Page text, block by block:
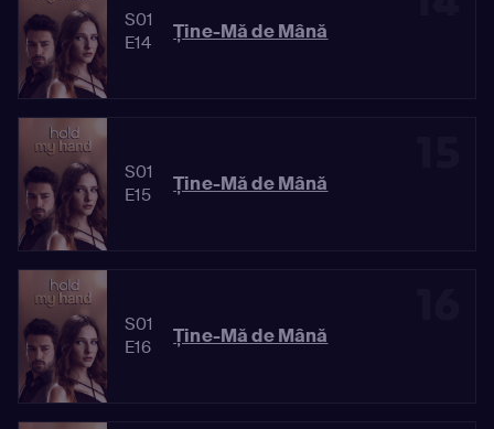
S01
E14
Ține-Mă de Mână
S01
E15
Ține-Mă de Mână
S01
E16
Ține-Mă de Mână